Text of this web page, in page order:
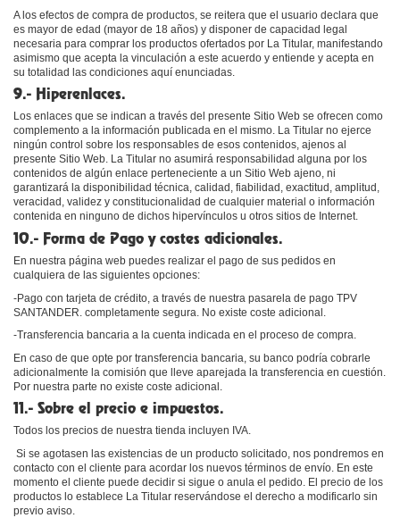
A los efectos de compra de productos, se reitera que el usuario declara que
es mayor de edad (mayor de 18 años) y disponer de capacidad legal
necesaria para comprar los productos ofertados por La Titular, manifestando
asimismo que acepta la vinculación a este acuerdo y entiende y acepta en
su totalidad las condiciones aquí enunciadas.
9.- Hiperenlaces.
Los enlaces que se indican a través del presente Sitio Web se ofrecen como
complemento a la información publicada en el mismo. La Titular no ejerce
ningún control sobre los responsables de esos contenidos, ajenos al
presente Sitio Web. La Titular no asumirá responsabilidad alguna por los
contenidos de algún enlace perteneciente a un Sitio Web ajeno, ni
garantizará la disponibilidad técnica, calidad, fiabilidad, exactitud, amplitud,
veracidad, validez y constitucionalidad de cualquier material o información
contenida en ninguno de dichos hipervínculos u otros sitios de Internet.
10.- Forma de Pago y costes adicionales.
En nuestra página web puedes realizar el pago de sus pedidos en
cualquiera de las siguientes opciones:
-Pago con tarjeta de crédito, a través de nuestra pasarela de pago TPV
SANTANDER. completamente segura. No existe coste adicional.
-Transferencia bancaria a la cuenta indicada en el proceso de compra.
En caso de que opte por transferencia bancaria, su banco podría cobrarle
adicionalmente la comisión que lleve aparejada la transferencia en cuestión.
Por nuestra parte no existe coste adicional.
11.- Sobre el precio e impuestos.
Todos los precios de nuestra tienda incluyen IVA.
Si se agotasen las existencias de un producto solicitado, nos pondremos en
contacto con el cliente para acordar los nuevos términos de envío. En este
momento el cliente puede decidir si sigue o anula el pedido. El precio de los
productos lo establece La Titular reservándose el derecho a modificarlo sin
previo aviso.